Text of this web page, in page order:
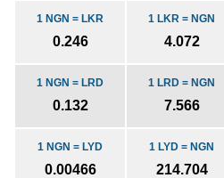
1 LKR = NGN
4.072
1 NGN = LKR
0.246
1 LRD = NGN
7.566
1 NGN = LRD
0.132
1 LYD = NGN
214.704
1 NGN = LYD
0.00466